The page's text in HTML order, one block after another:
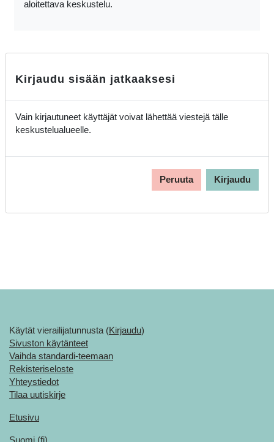
aloitettava keskustelu.
Kirjaudu sisään jatkaaksesi
Vain kirjautuneet käyttäjät voivat lähettää viestejä tälle
keskustelualueelle.
Peruuta Kirjaudu
Käytät vierailijatunnusta (Kirjaudu)
Sivuston käytänteet
Vaihda standardi-teemaan
Rekisteriseloste
Yhteystiedot
Tilaa uutiskirje
Etusivu
Suomi ‎(fi)‎